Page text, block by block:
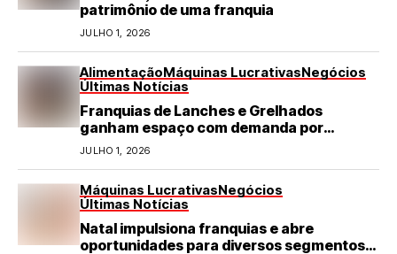
patrimônio de uma franquia
JULHO 1, 2026
AlimentaçãoMáquinas LucrativasNegócios
Últimas Notícias
Franquias de Lanches e Grelhados
ganham espaço com demanda por
refeições rápidas e de qualidade
JULHO 1, 2026
Máquinas LucrativasNegócios
Últimas Notícias
Natal impulsiona franquias e abre
oportunidades para diversos segmentos